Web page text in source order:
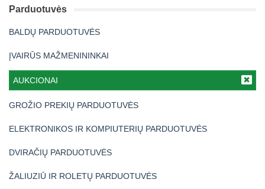
Parduotuvės
BALDŲ PARDUOTUVĖS
ĮVAIRŪS MAŽMENININKAI
AUKCIONAI
GROŽIO PREKIŲ PARDUOTUVĖS
ELEKTRONIKOS IR KOMPIUTERIŲ PARDUOTUVĖS
DVIRAČIŲ PARDUOTUVĖS
ŽALIUZIŪ IR ROLETŲ PARDUOTUVĖS